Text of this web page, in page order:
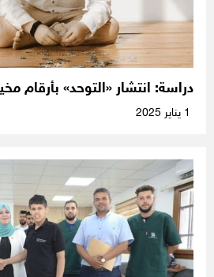
دراسة: انتشار «التوحد» بأرقام